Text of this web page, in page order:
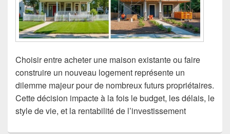
Choisir entre acheter une maison existante ou faire
construire un nouveau logement représente un
dilemme majeur pour de nombreux futurs propriétaires.
Cette décision impacte à la fois le budget, les délais, le
style de vie, et la rentabilité de l’investissement